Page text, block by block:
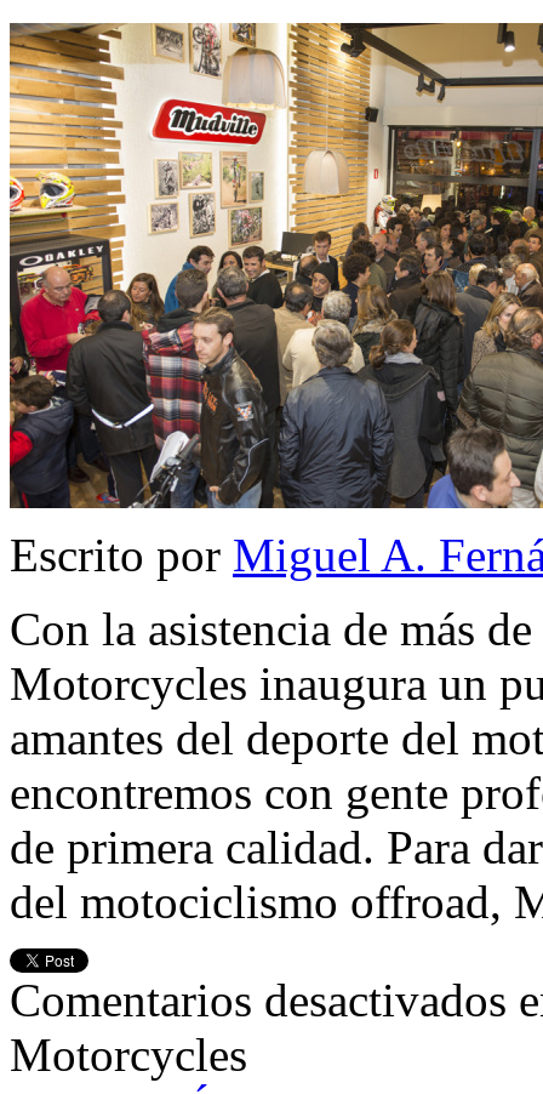
Escrito por Miguel A.
Con la asistencia de más
Motorcycles inaugura un
amantes del deporte del
encontremos con gente
de primera calidad. Para
del motociclismo
Comentarios desactivados
Motorcycles